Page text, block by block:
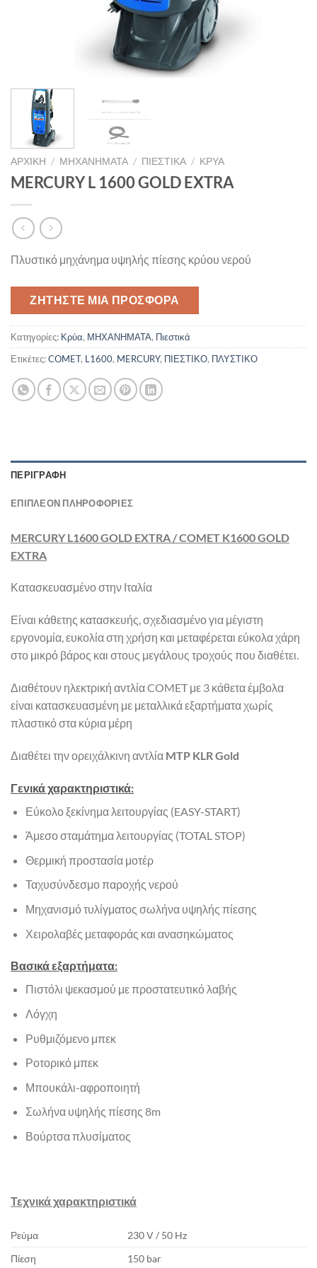
ΑΡΧΙΚΉ / ΜΗΧΑΝΗΜΑΤΑ / ΠΙΕΣΤΙΚΆ / ΚΡΎΑ
MERCURY L 1600 GOLD EXTRA
Πλυστικό μηχάνημα υψηλής πίεσης κρύου νερού
ΖΗΤΉΣΤΕ ΜΙΑ ΠΡΟΣΦΟΡΆ
Κατηγορίες: Κρύα, ΜΗΧΑΝΗΜΑΤΑ, Πιεστικά
Ετικέτες:COMET, L1600, MERCURY, ΠΙΕΣΤΙΚΟ, ΠΛΥΣΤΙΚΟ
ΠΕΡΙΓΡΑΦΉ
ΕΠΙΠΛΈΟΝ ΠΛΗΡΟΦΟΡΊΕΣ
MERCURY L1600 GOLD EXTRA / COMET K1600 GOLD
EXTRA
Κατασκευασμένο στην Ιταλία
Είναι κάθετης κατασκευής, σχεδιασμένο για μέγιστη
εργονομία, ευκολία στη χρήση και μεταφέρεται εύκολα χάρη
στο μικρό βάρος και στους μεγάλους τροχούς που διαθέτει.
Διαθέτουν ηλεκτρική αντλία COMET με 3 κάθετα έμβολα
είναι κατασκευασμένη με μεταλλικά εξαρτήματα χωρίς
πλαστικό στα κύρια μέρη
Διαθέτει την ορειχάλκινη αντλία MTP KLR Gold
Γενικά χαρακτηριστικά:
Εύκολο ξεκίνημα λειτουργίας (EASY-START)
Άμεσο σταμάτημα λειτουργίας (TOTAL STOP)
Θερμική προστασία μοτέρ
Ταχυσύνδεσμο παροχής νερού
Μηχανισμό τυλίγματος σωλήνα υψηλής πίεσης
Χειρολαβές μεταφοράς και ανασηκώματος
Βασικά εξαρτήματα:
Πιστόλι ψεκασμού με προστατευτικό λαβής
Λόγχη
Ρυθμιζόμενο μπεκ
Ροτορικό μπεκ
Μπουκάλι-αφροποιητή
Σωλήνα υψηλής πίεσης 8m
Βούρτσα πλυσίματος
Τεχνικά χαρακτηριστικά
Ρεύμα
230 V / 50 Hz
Πίεση
150 bar